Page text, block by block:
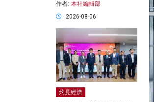
作者: 本社編輯部
2026-08-06
灼見經濟